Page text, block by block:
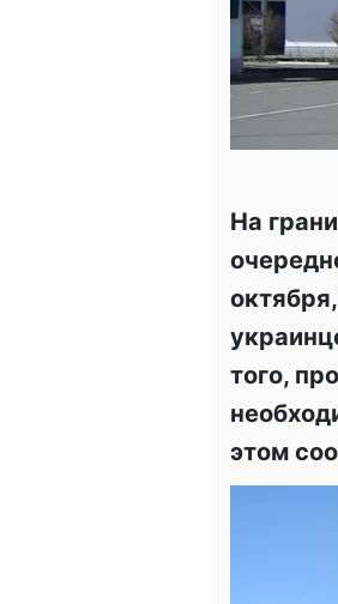
На
того,
этом